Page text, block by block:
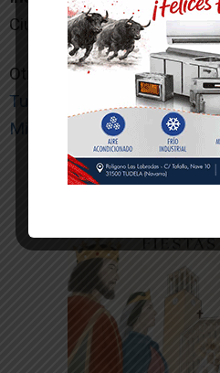
Ciudad de Tudela.[/ihc-
Otras noticias de interés:
Tudela-Cultura convoca el
Microrrelatos
--